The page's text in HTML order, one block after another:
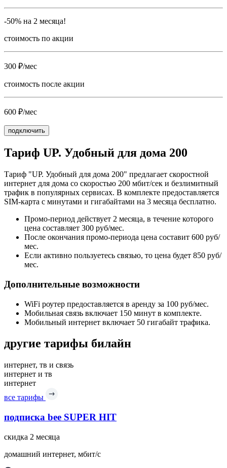
-50% на 2 месяца!
стоимость по акции
300 ₽/мес
стоимость после акции
600 ₽/мес
подключить
Тариф UP. Удобный для дома 200
Тариф "UP. Удобный для дома 200" предлагает скоростной
интернет для дома со скоростью 200 мбит/сек и безлимитный
трафик в популярных сервисах. В комплекте предоставляется
SIM-карта с минутами и гигабайтами на 3 месяца бесплатно.
Промо-период действует 2 месяца, в течение которого
цена составляет 300 руб/мес.
После окончания промо-периода цена составит 600 руб/
мес.
Если активно пользуетесь связью, то цена будет 850 руб/
мес.
Дополнительные возможности
WiFi роутер предоставляется в аренду за 100 руб/мес.
Мобильная связь включает 150 минут в комплекте.
Мобильный интернет включает 50 гигабайт трафика.
другие тарифы билайн
интернет, тв и связь
интернет и тв
интернет
все тарифы
подписка bee SUPER HIT
скидка 2 месяца
домашний интернет, мбит/с